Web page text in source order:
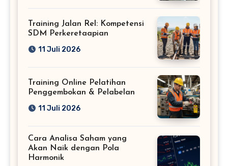
Training Jalan Rel: Kompetensi
SDM Perkeretaapian
11 Juli 2026
Training Online Pelatihan
Penggembokan & Pelabelan
11 Juli 2026
Cara Analisa Saham yang
Akan Naik dengan Pola
Harmonik